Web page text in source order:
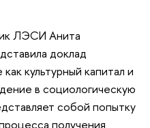
ЛЭСИ Анита
доклад
культурный капитал и
в социологическую
собой попытку
получения